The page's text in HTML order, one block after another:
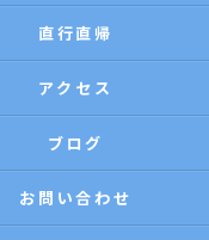
直行直帰
アクセス
ブログ
お問い合わせ